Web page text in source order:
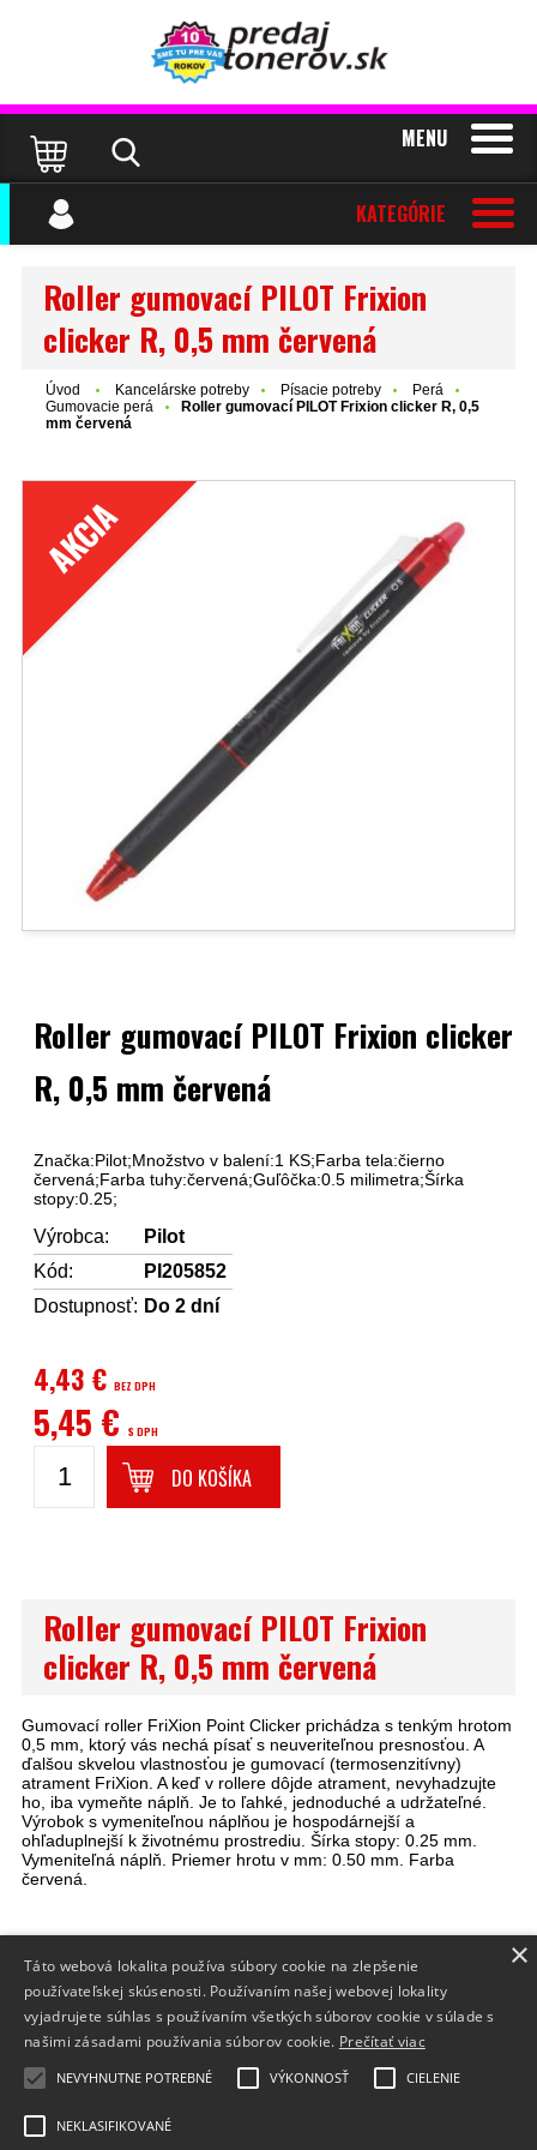
MENU
KATEGÓRIE
Roller gumovací PILOT Frixion
clicker R, 0,5 mm červená
Úvod Kancelárske potreby Písacie potreby
Perá
Gumovacie perá
Roller gumovací PILOT Frixion clicker R, 0,5
mm červená
AKCIA
Roller gumovací PILOT Frixion clicker
R, 0,5 mm červená
Značka:Pilot;Množstvo v balení:1 KS;Farba tela:čierno
červená;Farba tuhy:červená;Guľôčka:0.5 milimetra;Šírka
stopy:0.25;
Výrobca:
Pilot
Kód:
PI205852
Dostupnosť: Do 2 dní
4,43 € BEZ DPH
5,45 € S DPH
DO KOŠÍKA
Roller gumovací PILOT Frixion
clicker R, 0,5 mm červená
Gumovací roller FriXion Point Clicker prichádza s tenkým hrotom
0,5 mm, ktorý vás nechá písať s neuveriteľnou presnosťou. A
ďalšou skvelou vlastnosťou je gumovací (termosenzitívny)
atrament FriXion. A keď v rollere dôjde atrament, nevyhadzujte
ho, iba vymeňte náplň. Je to ľahké, jednoduché a udržateľné.
Výrobok s vymeniteľnou náplňou je hospodárnejší a
ohľaduplnejší k životnému prostrediu. Šírka stopy: 0.25 mm.
Vymeniteľná náplň. Priemer hrotu v mm: 0.50 mm. Farba
červená.
INFO
DODANIE TOVARU
FORMULÁRE
×
Táto webová lokalita používa súbory cookie na zlepšenie
používateľskej skúsenosti. Používaním našej webovej lokality
vyjadrujete súhlas s používaním všetkých súborov cookie v súlade s
našimi zásadami používania súborov cookie. Prečítať viac
NEVYHNUTNE POTREBNÉ VÝKONNOSŤ CIELENIE
NEKLASIFIKOVANÉ